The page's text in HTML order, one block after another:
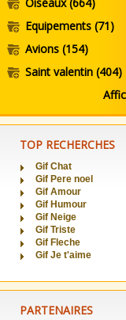
Equipements (71)
Avions (154)
Saint valentin (404)
TOP RECHERCHES
Gif Chat
Gif Pere noel
Gif Amour
Gif Humour
Gif Neige
Gif Triste
Gif Fleche
Gif Je t'aime
PARTENAIRES